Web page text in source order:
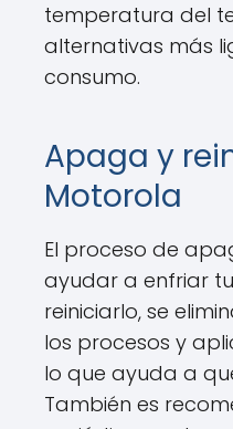
temperatura del
alternativas más
consumo.
Apaga y
Motorola
El proceso de
ayudar a enfriar
reiniciarlo, se
los procesos y
lo que ayuda a
También es